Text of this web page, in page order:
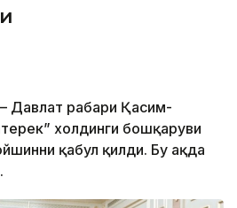
раҳбари Қасим-
холдинги бошқаруви
қабул қилди. Бу ҳақда